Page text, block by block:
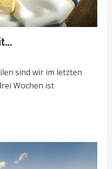
sind wir im letzten
Wochen ist